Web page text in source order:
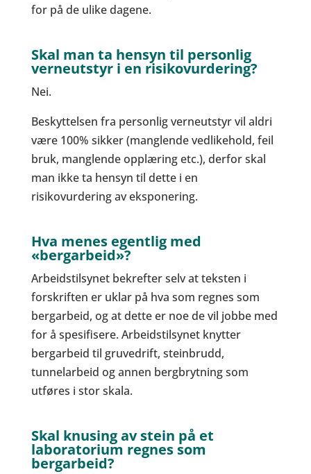
for på de ulike dagene.
Skal man ta hensyn til personlig
verneutstyr i en risikovurdering?
Nei.
Beskyttelsen fra personlig verneutstyr vil aldri
være 100% sikker (manglende vedlikehold, feil
bruk, manglende opplæring etc.), derfor skal
man ikke ta hensyn til dette i en
risikovurdering av eksponering.
Hva menes egentlig med
«bergarbeid»?
Arbeidstilsynet bekrefter selv at teksten i
forskriften er uklar på hva som regnes som
bergarbeid, og at dette er noe de vil jobbe med
for å spesifisere. Arbeidstilsynet knytter
bergarbeid til gruvedrift, steinbrudd,
tunnelarbeid og annen bergbrytning som
utføres i stor skala.
Skal knusing av stein på et
laboratorium regnes som
bergarbeid?